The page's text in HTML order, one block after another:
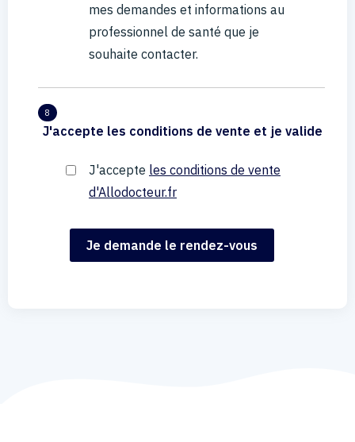
mes demandes et informations au
professionnel de santé que je
souhaite contacter.
8
J'accepte les conditions de vente et je valide
J'accepte les conditions de vente
d'Allodocteur.fr